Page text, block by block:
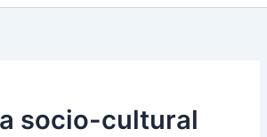
socio-cultural